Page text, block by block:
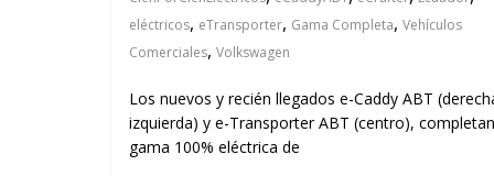
eléctricos, eTransporter, Gama Completa, Vehículos
Comerciales, Volkswagen
Los nuevos y recién llegados e-Caddy ABT
izquierda) y e-Transporter ABT (centro),
gama 100% eléctrica de